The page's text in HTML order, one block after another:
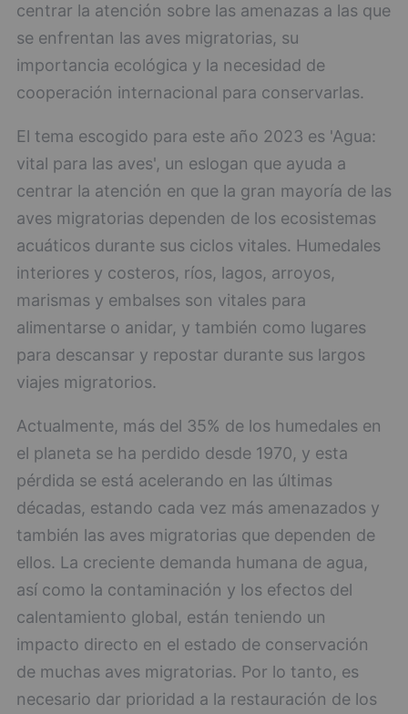
centrar la atención sobre las amenazas a las que
se enfrentan las aves migratorias, su
importancia ecológica y la necesidad de
cooperación internacional para conservarlas.
El tema escogido para este año 2023 es 'Agua:
vital para las aves', un eslogan que ayuda a
centrar la atención en que la gran mayoría de las
aves migratorias dependen de los ecosistemas
acuáticos durante sus ciclos vitales. Humedales
interiores y costeros, ríos, lagos, arroyos,
marismas y embalses son vitales para
alimentarse o anidar, y también como lugares
para descansar y repostar durante sus largos
viajes migratorios.
Actualmente, más del 35% de los humedales en
el planeta se ha perdido desde 1970, y esta
pérdida se está acelerando en las últimas
décadas, estando cada vez más amenazados y
también las aves migratorias que dependen de
ellos. La creciente demanda humana de agua,
así como la contaminación y los efectos del
calentamiento global, están teniendo un
impacto directo en el estado de conservación
de muchas aves migratorias. Por lo tanto, es
necesario dar prioridad a la restauración de los